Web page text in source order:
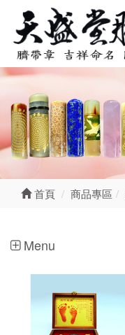
首頁 商品專區
Menu